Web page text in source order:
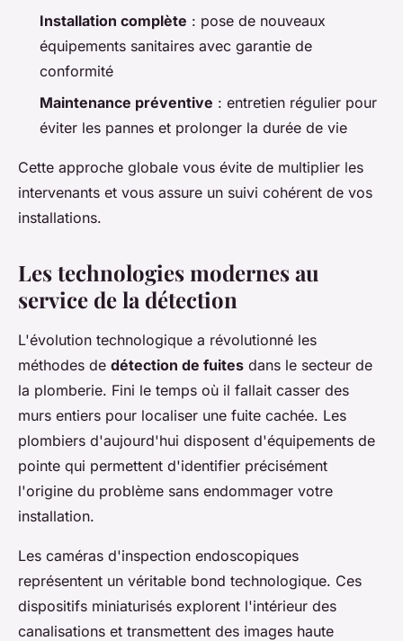
Installation complète : pose de nouveaux
équipements sanitaires avec garantie de
conformité
Maintenance préventive : entretien régulier pour
éviter les pannes et prolonger la durée de vie
Cette approche globale vous évite de multiplier les
intervenants et vous assure un suivi cohérent de vos
installations.
Les technologies modernes au
service de la détection
L'évolution technologique a révolutionné les
méthodes de détection de fuites dans le secteur de
la plomberie. Fini le temps où il fallait casser des
murs entiers pour localiser une fuite cachée. Les
plombiers d'aujourd'hui disposent d'équipements de
pointe qui permettent d'identifier précisément
l'origine du problème sans endommager votre
installation.
Les caméras d'inspection endoscopiques
représentent un véritable bond technologique. Ces
dispositifs miniaturisés explorent l'intérieur des
canalisations et transmettent des images haute